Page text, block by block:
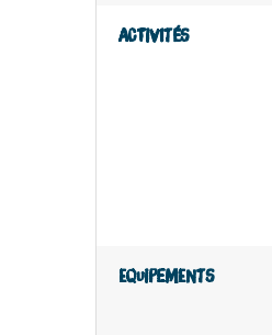
Activités
Equipements